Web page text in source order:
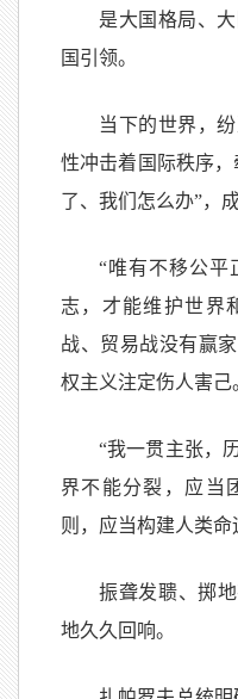
是大国格局、
国引领。
当下的世界，
性冲击着国际秩序
了、我们怎么办”，
“唯有不移公平
志，才能维护世界
战、贸易战没有赢
权主义注定伤人害己
“我一贯主张，
界不能分裂，应当
则，应当构建人类命
振聋发聩、掷
地久久回响。